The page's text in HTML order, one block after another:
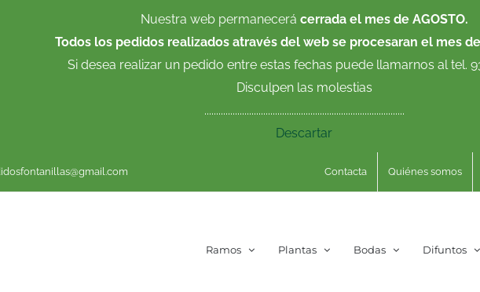
Nuestra web permanecerá cerrada el mes de AGOSTO.
Todos los pedidos realizados através del web se procesaran el mes
Si desea realizar un pedido entre estas fechas puede llamarnos al tel.
Disculpen las molestias
.....................................................................................
Descartar
Contacta Quiénes somos
Ramos Plantas Bodas Difuntos